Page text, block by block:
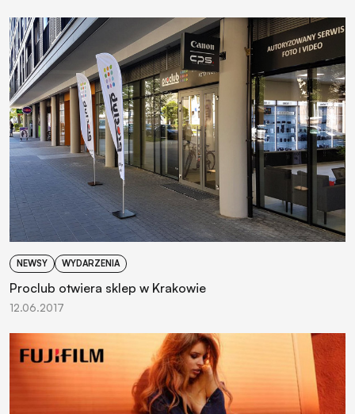
NEWSY WYDARZENIA
Proclub otwiera sklep w Krakowie
12.06.2017